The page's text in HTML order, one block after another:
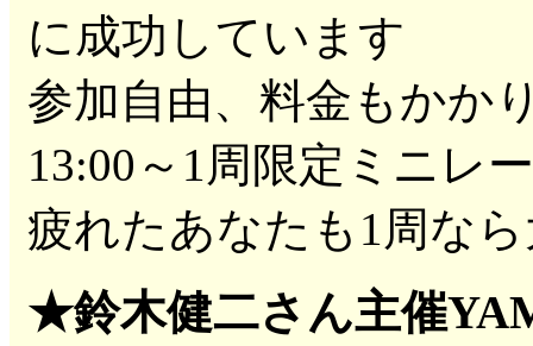
に成功しています
参加自由、料金もかか
13:00～1周限定ミニレ
疲れたあなたも1周な
★鈴木健二さん主催